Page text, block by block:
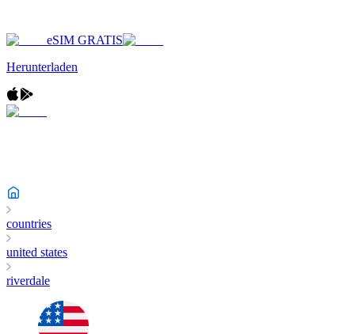
eSIM GRATIS
Herunterladen
countries
united states
riverdale